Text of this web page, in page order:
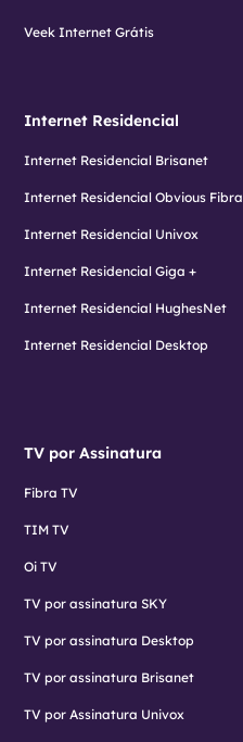
Veek Internet Grátis
Internet Residencial
Internet Residencial Brisanet
Internet Residencial Obvious Fibra
Internet Residencial Univox
Internet Residencial Giga +
Internet Residencial HughesNet
Internet Residencial Desktop
TV por Assinatura
Fibra TV
TIM TV
Oi TV
TV por assinatura SKY
TV por assinatura Desktop
TV por assinatura Brisanet
TV por Assinatura Univox